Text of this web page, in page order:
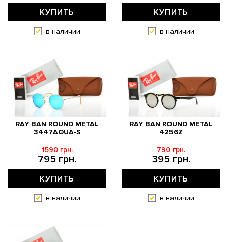
КУПИТЬ
в наличии
КУПИТЬ
в наличии
RAY BAN ROUND METAL
3447AQUA-S
795 грн.
1590 грн.
КУПИТЬ
в наличии
RAY BAN ROUND METAL
4256Z
395 грн.
790 грн.
КУПИТЬ
в наличии